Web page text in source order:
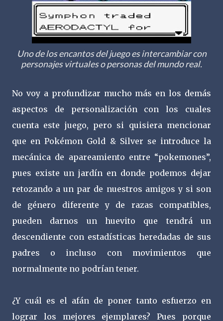
Uno de los encantos del juego es intercambiar con
personajes virtuales o personas del mundo real.
No voy a profundizar mucho más en los demás
aspectos de personalización con los cuales
cuenta este juego, pero si quisiera mencionar
que en Pokémon Gold & Silver se introduce la
mecánica de apareamiento entre “pokemones”,
pues existe un jardín en donde podemos dejar
retozando a un par de nuestros amigos y si son
de género diferente y de razas compatibles,
pueden darnos un huevito que tendrá un
descendiente con estadísticas heredadas de sus
padres o incluso con movimientos que
normalmente no podrían tener.
¿Y cuál es el afán de poner tanto esfuerzo en
lograr los mejores ejemplares? Pues porque